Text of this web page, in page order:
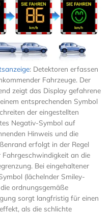
: Detektoren erfassen
Fahrzeuge. Der
zeigt das Display gefahrene
entsprechenden Symbol
der eingestellten
Negativ-Symbol auf
Hinweis und die
erfolgt in der Regel
an die
Bei eingehaltener
(lächelnder Smiley-
ordnungsgemäße
sorgt langfristig für einen
als die schlichte